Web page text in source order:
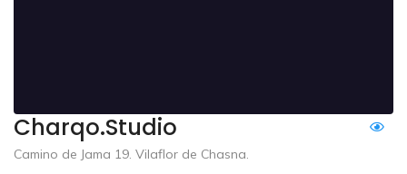
Charqo.studio
Camino de Jama 19. Vilaflor de Chasna.